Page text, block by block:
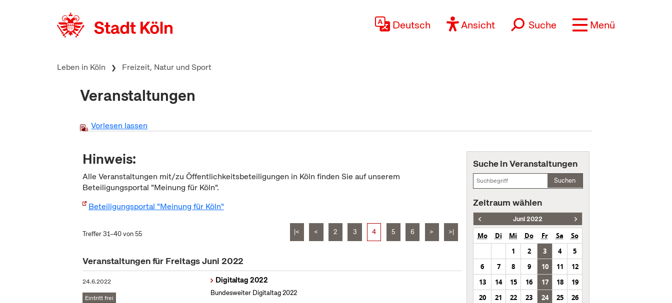
Deutsch Ansicht Suche Menü
Leben in Köln Freizeit, Natur und Sport
Veranstaltungen
Vorlesen lassen
Hinweis:
Alle Veranstaltungen mit/zu Öffentlichkeitsbeteiligungen in Köln finden Sie auf unserem
Beteiligungsportal "Meinung für Köln".
Beteiligungsportal "Meinung für Köln"
Treffer 31–40 von 55 |< < 2 3 4 5 6 > >|
Veranstaltungen für Freitags Juni 2022
24.6.2022
Eintritt frei
Digitaltag 2022
Bundesweiter Digitaltag 2022
Suche in Veranstaltungen
Suchen
Zeitraum wählen
Juni 2022
Mo Di Mi Do Fr Sa
So
1
2 3 4
5
6
7 8 9 10 11
12
13
14 15 16 17 18
19
20
21 22 23 24 25
26